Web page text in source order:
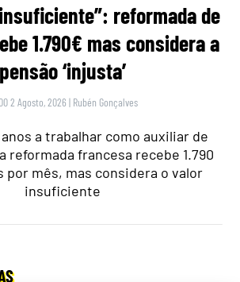
reformada de
1.790€ mas considera a
pensão ‘injusta’
2 Agosto, 2026 | Rubén Gonçalves
a trabalhar como auxiliar de
reformada francesa recebe 1.790
por mês, mas considera o valor
insuficiente